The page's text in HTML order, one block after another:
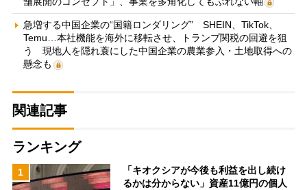
急増する中国企業の“国籍ロンダリング” SHEIN、TikTok、
Temu…本社機能を海外に移転させ、トランプ関税の回避を狙
う 現地人を隠れ蓑にした中国企業の農業参入・土地取得への
懸念も
関連記事
ランキング
1
「キオクシアが今後も利益を出し続け
るかは分からない」資産11億円の個人